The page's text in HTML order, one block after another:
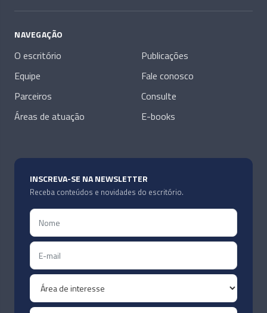
NAVEGAÇÃO
O escritório
Equipe
Parceiros
Áreas de atuação
Publicações
Fale conosco
Consulte
E-books
INSCREVA-SE NA NEWSLETTER
Receba conteúdos e novidades do escritório.